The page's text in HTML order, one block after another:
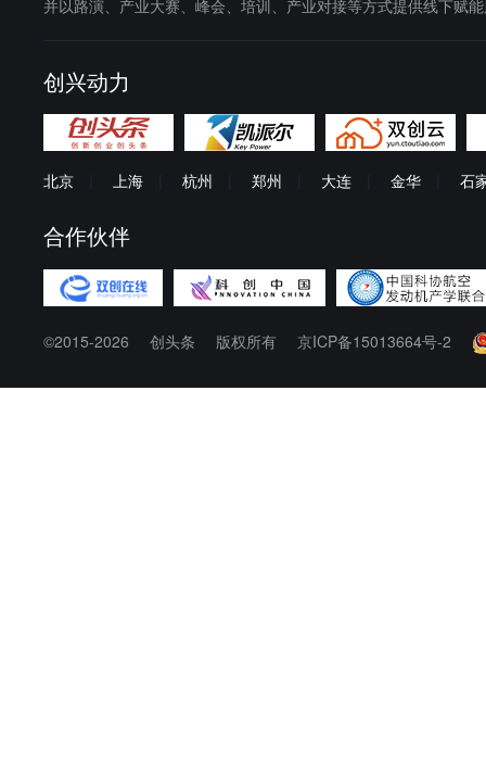
并以路演、产业大赛、峰会、培训、产业对接等方式提供线下赋
创兴动力
北京 上海 杭州 郑州 大连 金华 石
合作伙伴
©2015-2026 创头条 版权所有 京ICP备15013664号-2